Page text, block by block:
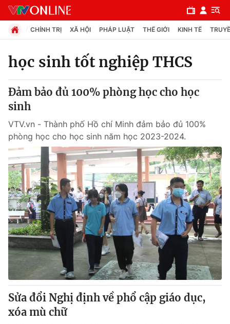
Chuyên mục
Chính trị
Xã hội
Pháp luật
Y tế
Thế giới
Tin tức
Thế giới đó đây
Câu chuyện quốc tế
Kinh tế
Tài chính
Thị trường
Góc doanh nghiệp
Dữ liệu và đời sống
Truyền hình
CHÍNH TRỊ XÃ HỘI PHÁP LUẬT THẾ GIỚI KINH TẾ
học sinh tốt nghiệp THCS
Đảm bảo đủ 100% phòng học cho học
sinh
VTV.vn - Thành phố Hồ chí Minh đảm bảo đủ 100%
phòng học cho học sinh năm học 2023-2024.
Sửa đổi Nghị định về phổ cập giáo dục,
xóa mù chữ